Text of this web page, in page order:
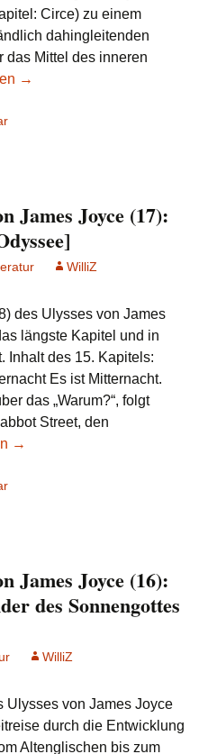
Circe) zu einem
dahingleitenden
das Mittel des inneren
→
James Joyce (17):
WilliZ
des Ulysses von James
längste Kapitel und in
Inhalt des 15. Kapitels:
Es ist Mitternacht.
das „Warum?“, folgt
Street, den
→
James Joyce (16):
des Sonnengottes
WilliZ
Ulysses von James Joyce
durch die Entwicklung
Altenglischen bis zum